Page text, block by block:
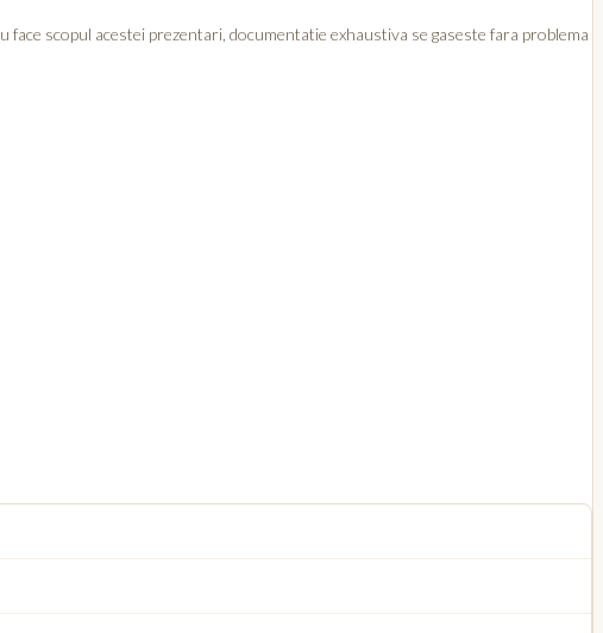
scopul acestei prezentari, documentatie exhaustiva se gaseste fara problema